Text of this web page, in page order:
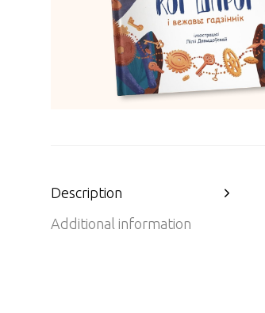
Description
Additional information